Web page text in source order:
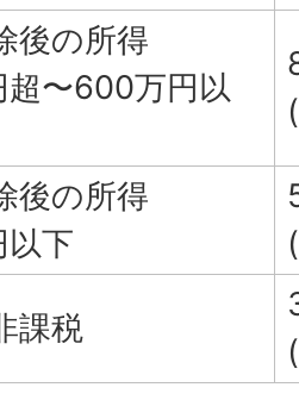
後の所得
超〜600万円以
後の所得
以下
課税